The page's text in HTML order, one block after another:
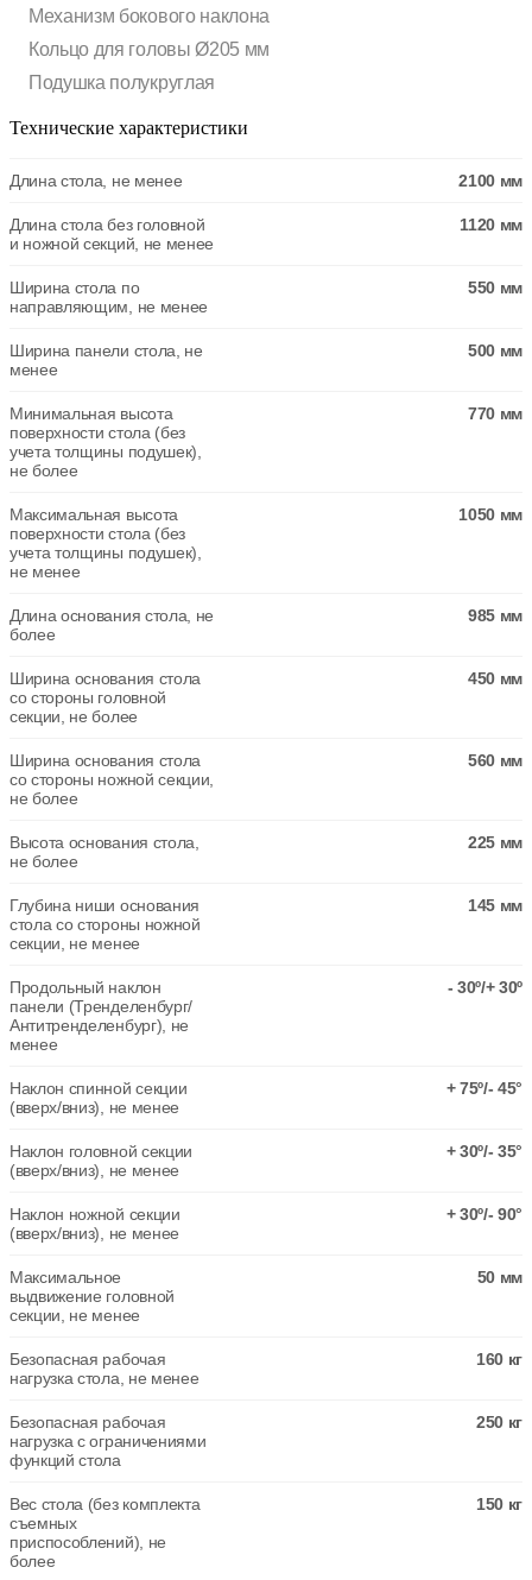
Механизм бокового наклона
Кольцо для головы Ø205 мм
Подушка полукруглая
Технические характеристики
Длина стола, не менее 2100 мм
Длина стола без головной
и ножной секций, не менее
1120 мм
Ширина стола по
направляющим, не менее
550 мм
Ширина панели стола, не
менее
500 мм
Минимальная высота
поверхности стола (без
учета толщины подушек),
не более
770 мм
Максимальная высота
поверхности стола (без
учета толщины подушек),
не менее
1050 мм
Длина основания стола, не
более
985 мм
Ширина основания стола
со стороны головной
секции, не более
450 мм
Ширина основания стола
со стороны ножной секции,
не более
560 мм
Высота основания стола,
не более
225 мм
Глубина ниши основания
стола со стороны ножной
секции, не менее
145 мм
Продольный наклон
панели (Тренделенбург/
Антитренделенбург), не
менее
- 30º/+ 30º
Наклон спинной секции
(вверх/вниз), не менее
+ 75º/- 45°
Наклон головной секции
(вверх/вниз), не менее
+ 30º/- 35°
Наклон ножной секции
(вверх/вниз), не менее
+ 30º/- 90°
Максимальное
выдвижение головной
секции, не менее
50 мм
Безопасная рабочая
нагрузка стола, не менее
160 кг
Безопасная рабочая
нагрузка с ограничениями
функций стола
250 кг
Вес стола (без комплекта
съемных
приспособлений), не
более
150 кг